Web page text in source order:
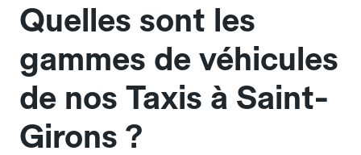
Quelles sont les
gammes de véhicules
de nos Taxis à Saint-
Girons ?